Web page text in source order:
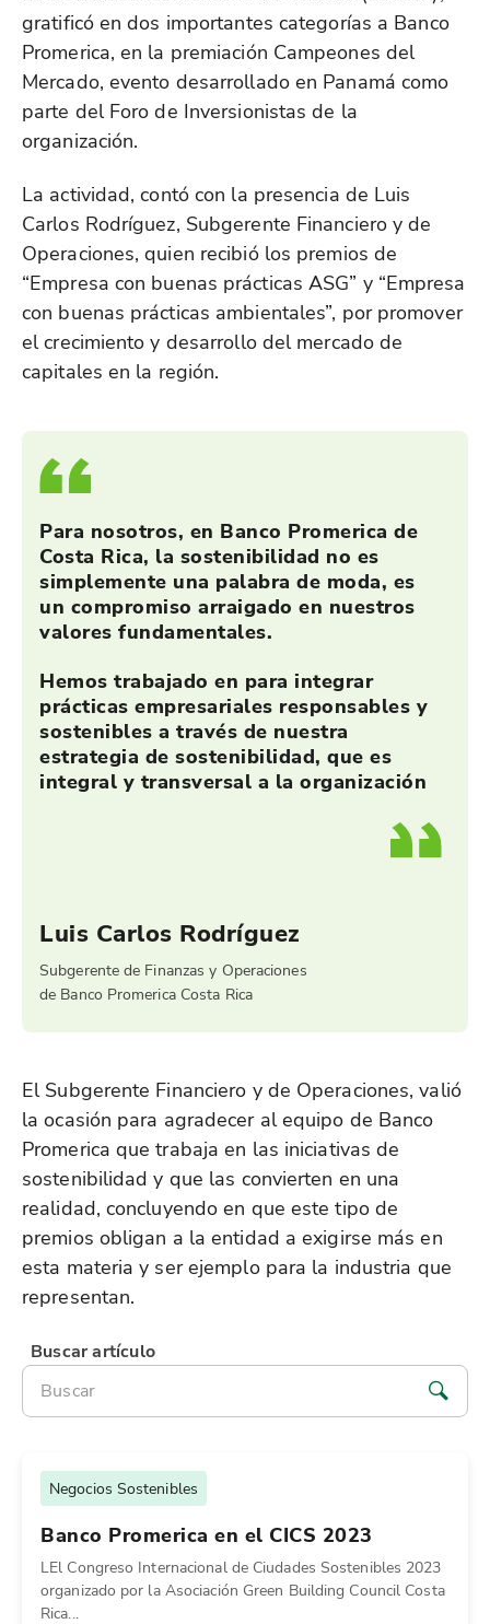
gratificó en dos importantes categorías a Banco
Promerica, en la premiación Campeones del
Mercado, evento desarrollado en Panamá como
parte del Foro de Inversionistas de la
organización.
La actividad, contó con la presencia de Luis
Carlos Rodríguez, Subgerente Financiero y de
Operaciones, quien recibió los premios de
“Empresa con buenas prácticas ASG” y “Empresa
con buenas prácticas ambientales”, por promover
el crecimiento y desarrollo del mercado de
capitales en la región.
Para nosotros, en Banco Promerica de
Costa Rica, la sostenibilidad no es
simplemente una palabra de moda, es
un compromiso arraigado en nuestros
valores fundamentales.
Hemos trabajado en para integrar
prácticas empresariales responsables y
sostenibles a través de nuestra
estrategia de sostenibilidad, que es
integral y transversal a la organización
Luis Carlos Rodríguez
Subgerente de Finanzas y Operaciones
de Banco Promerica Costa Rica
El Subgerente Financiero y de Operaciones, valió
la ocasión para agradecer al equipo de Banco
Promerica que trabaja en las iniciativas de
sostenibilidad y que las convierten en una
realidad, concluyendo en que este tipo de
premios obligan a la entidad a exigirse más en
esta materia y ser ejemplo para la industria que
representan.
Buscar artículo
Negocios Sostenibles
Banco Promerica en el CICS 2023
LEl Congreso Internacional de Ciudades Sostenibles 2023
organizado por la Asociación Green Building Council Costa
Rica...